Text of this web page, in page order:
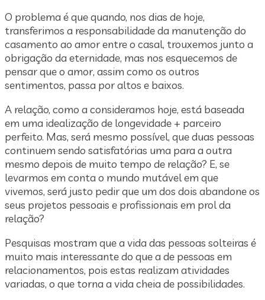
O problema é que quando, nos dias de hoje,
transferimos a responsabilidade da manutenção do
casamento ao amor entre o casal, trouxemos junto a
obrigação da eternidade, mas nos esquecemos de
pensar que o amor, assim como os outros
sentimentos, passa por altos e baixos.
A relação, como a consideramos hoje, está baseada
em uma idealização de longevidade + parceiro
perfeito. Mas, será mesmo possível, que duas pessoas
continuem sendo satisfatórias uma para a outra
mesmo depois de muito tempo de relação? E, se
levarmos em conta o mundo mutável em que
vivemos, será justo pedir que um dos dois abandone os
seus projetos pessoais e profissionais em prol da
relação?
Pesquisas mostram que a vida das pessoas solteiras é
muito mais interessante do que a de pessoas em
relacionamentos, pois estas realizam atividades
variadas, o que torna a vida cheia de possibilidades.